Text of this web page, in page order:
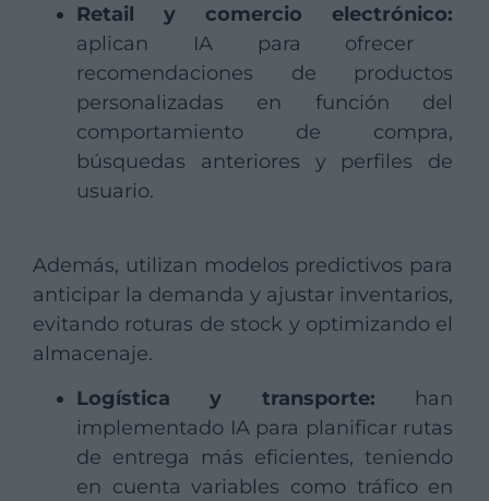
Retail y comercio electrónico:
aplican IA para ofrecer
recomendaciones de productos
personalizadas en función del
comportamiento de compra,
búsquedas anteriores y perfiles de
usuario.
Además, utilizan modelos predictivos para
anticipar la demanda y ajustar inventarios,
evitando roturas de stock y optimizando el
almacenaje.
Logística y transporte: han
implementado IA para planificar rutas
de entrega más eficientes, teniendo
en cuenta variables como tráfico en